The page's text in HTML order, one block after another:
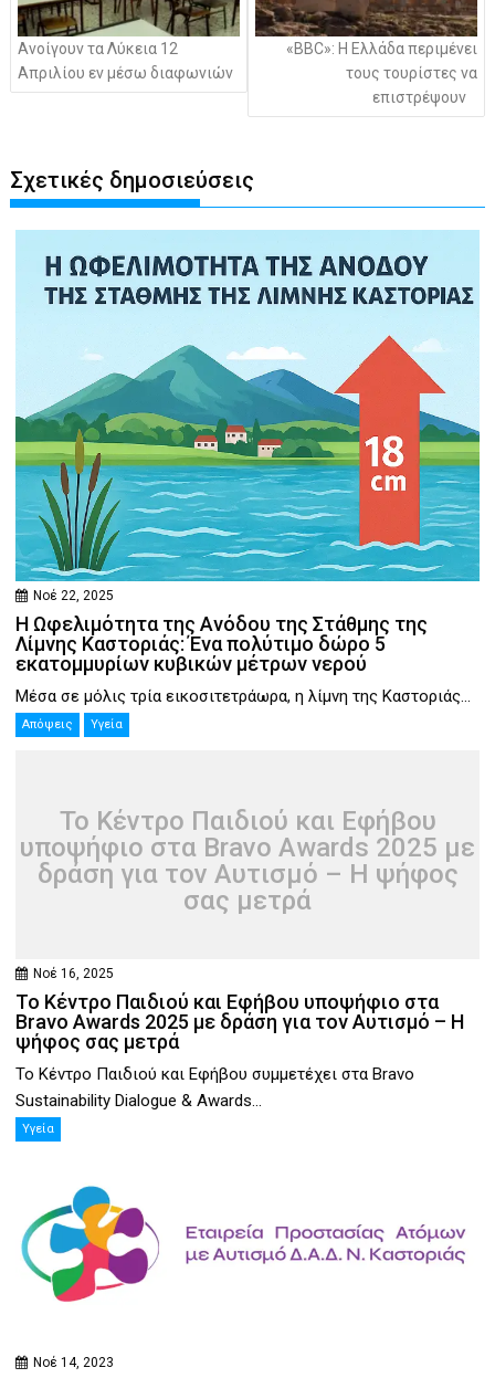
Ανοίγουν τα Λύκεια 12
Απριλίου εν μέσω διαφωνιών
«BBC»: Η Ελλάδα περιμένει
τους τουρίστες να
επιστρέψουν
Σχετικές δημοσιεύσεις
Νοέ 22, 2025
Η Ωφελιμότητα της Ανόδου της Στάθμης της
Λίμνης Καστοριάς: Ένα πολύτιμο δώρο 5
εκατομμυρίων κυβικών μέτρων νερού
Μέσα σε μόλις τρία εικοσιτετράωρα, η λίμνη της Καστοριάς...
Απόψεις Υγεία
Το Κέντρο Παιδιού και Εφήβου
υποψήφιο στα Bravo Awards 2025 με
δράση για τον Αυτισμό – Η ψήφος
σας μετρά
Νοέ 16, 2025
Το Κέντρο Παιδιού και Εφήβου υποψήφιο στα
Bravo Awards 2025 με δράση για τον Αυτισμό – Η
ψήφος σας μετρά
Το Κέντρο Παιδιού και Εφήβου συμμετέχει στα Bravo
Sustainability Dialogue & Awards...
Υγεία
Νοέ 14, 2023